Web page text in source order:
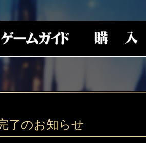
了のお知らせ